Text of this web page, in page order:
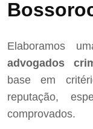
Elaboramos
advogados
base em
reputação,
comprovados.